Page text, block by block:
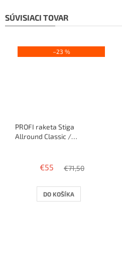
SÚVISIACI TOVAR
–23 %
PROFI raketa Stiga
Allround Classic /
produktu
3,0
z
€55 €71,50
DO KOŠÍKA